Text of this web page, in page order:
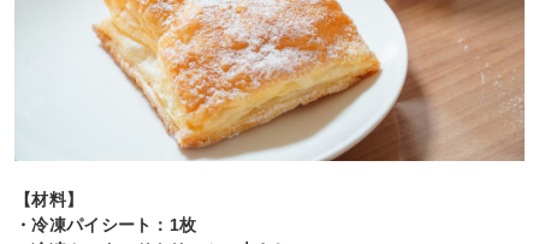
【材料】
・冷凍パイシート：1枚